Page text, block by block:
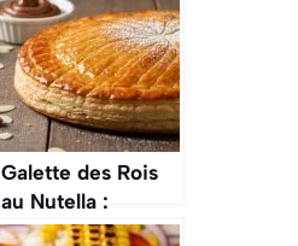
Galette des Rois
au Nutella :
recette facile et